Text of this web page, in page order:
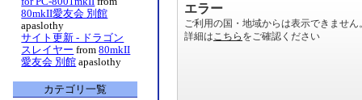
80mkII愛友会 別館
apaslothy
サイト更新 - ドラゴン
スレイヤー from 80mkII
愛友会 別館 apaslothy
カテゴリ一覧